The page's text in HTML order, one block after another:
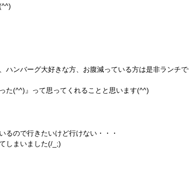
ハンバーグ大好きな方、お腹減っている方は是非ランチ
た(^^)』って思ってくれることと思います(^^)
るので行きたいけど行けない・・・
しまいました(/_;)